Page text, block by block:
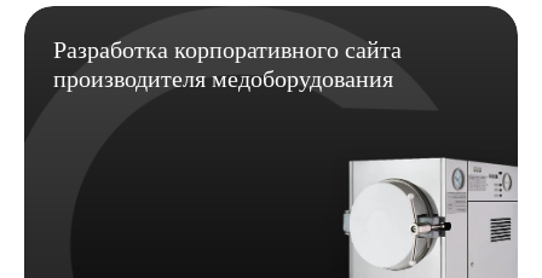
Разработка корпоративного сайта
производителя медоборудования